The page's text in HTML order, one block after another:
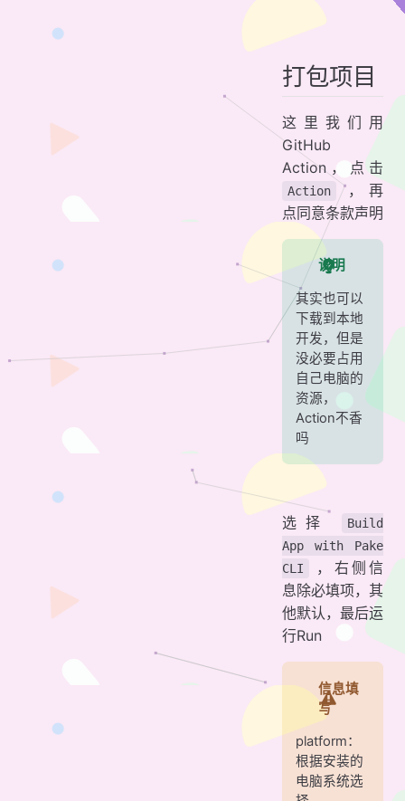
打包项目
这里我们用
GitHub
Action，点击
Action
，再
点同意条款声明
说明
其实也可以
下载到本地
开发，但是
没必要占用
自己电脑的
资源，
Action不香
吗
选择
Build
App with Pake
CLI
，右侧信
息除必填项，其
他默认，最后运
行Run
信息填
写
platform：
根据安装的
电脑系统选